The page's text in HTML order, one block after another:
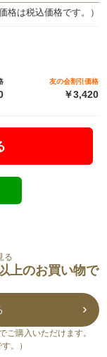
価格は税込価格です。）
友の会割引価格
￥3,420
る
上のお買い物で
購入いただけます。
。）